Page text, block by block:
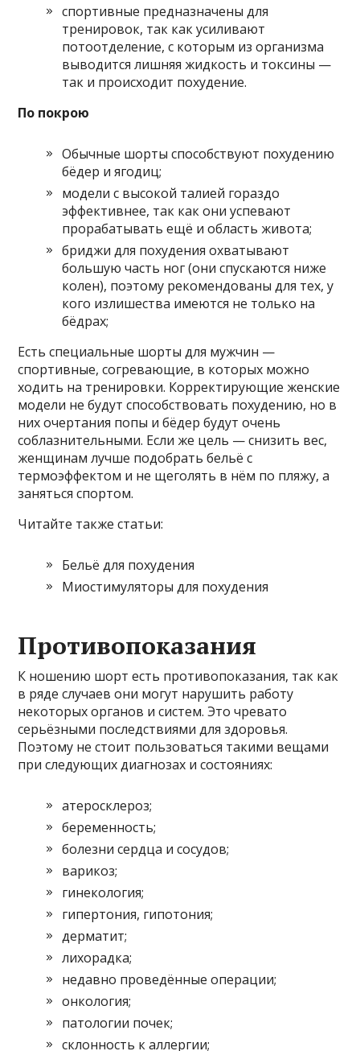
спортивные предназначены для
тренировок, так как усиливают
потоотделение, с которым из организма
выводится лишняя жидкость и токсины —
так и происходит похудение.
По покрою
Обычные шорты способствуют похудению
бёдер и ягодиц;
модели с высокой талией гораздо
эффективнее, так как они успевают
прорабатывать ещё и область живота;
бриджи для похудения охватывают
большую часть ног (они спускаются ниже
колен), поэтому рекомендованы для тех, у
кого излишества имеются не только на
бёдрах;
Есть специальные шорты для мужчин —
спортивные, согревающие, в которых можно
ходить на тренировки. Корректирующие женские
модели не будут способствовать похудению, но в
них очертания попы и бёдер будут очень
соблазнительными. Если же цель — снизить вес,
женщинам лучше подобрать бельё с
термоэффектом и не щеголять в нём по пляжу, а
заняться спортом.
Читайте также статьи:
Бельё для похудения
Миостимуляторы для похудения
Противопоказания
К ношению шорт есть противопоказания, так как
в ряде случаев они могут нарушить работу
некоторых органов и систем. Это чревато
серьёзными последствиями для здоровья.
Поэтому не стоит пользоваться такими вещами
при следующих диагнозах и состояниях:
атеросклероз;
беременность;
болезни сердца и сосудов;
варикоз;
гинекология;
гипертония, гипотония;
дерматит;
лихорадка;
недавно проведённые операции;
онкология;
патологии почек;
склонность к аллергии;